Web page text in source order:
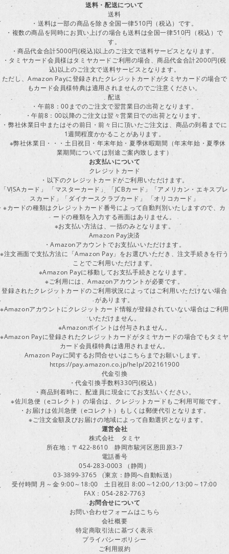
送料・配送について
送料
・送料は一部の商品を除き全国一律510円（税込）です。
・複数の商品を同時にお買い上げの場合も送料は全国一律510円（税込）で
す。
・商品代金合計5000円(税込)以上のご注文で送料サービスとなります。
・タミヤカード会員様はタミヤカードご利用の場合、商品代金合計2000円(税
込)以上のご注文で送料サービスとなります。
ただし、Amazon Payに登録されたクレジットカードがタミヤカードの場合で
もカード会員様特典は適用されませんのでご注意ください。
配送
・午前8：00までのご注文で翌営業日の出荷となります。
・午前8：00以降のご注文は翌々営業日での出荷となります。
・弊社休業日中またはその前日・前々日に頂いたご注文は、商品の到着までに
1週間程度かかることがあります。
※弊社休業日・・・土日祝日・年末年始・夏季休暇期間（年末年始・夏季休
業期間については別途ご案内致します）
お支払いについて
クレジットカード
・以下のクレジットカードがご利用いただけます。
「VISAカード」 「マスターカード」 「JCBカード」「アメリカン・エキスプレ
スカード」「ダイナースクラブカード」 「オリコカード」
※カードの種類はクレジットカード番号によって自動判別いたしますので、カ
ードの種類を入力する画面はありません。
※お支払い方法は、一括のみとなります。
Amazon Pay決済
・Amazonアカウントでお支払いいただけます。
※注文画面で支払方法に「Amazon Pay」をお選びいただき、注文手続きを行う
ことでご利用いただけます。
※Amazon Payに移動してお支払手続きとなります。
※ご利用には、Amazonアカウントが必要です。
登録されたクレジットカードのご利用状況によってはご利用いただけない場合
があります。
※Amazonアカウントにクレジットカード情報が登録されていない場合はご利用
いただけません。
※Amazonポイントは付与されません。
※Amazon Payに登録されたクレジットカードがタミヤカードの場合でもタミヤ
カード会員様特典は適用されません。
Amazon Payに関するお問合せいはこちらまでお願いします。
https://pay.amazon.co.jp/help/202161900
代金引換
・代金引換手数料330円(税込）
・商品到着時に、配達員に現金にてお支払いください。
※佐川急便（eコレクト）の場合は、クレジットカードもご利用可能です。
・お届けは佐川急便（eコレクト）もしくは郵便代引となります。
※ご注文金額及びお届けの地域によって自動選択となります。
運営会社
株式会社 タミヤ
所在地：〒422-8610 静岡市駿河区恩田原3-7
電話番号
054-283-0003 （静岡）
03-3899-3765 （東京：静岡へ自動転送）
受付時間 月～金 9:00～18:00 土日祝日 8:00～12:00／13:00～17:00
FAX：054-282-7763
お問合せについて
お問い合わせフォームはこちら
会社概要
特定商取引法に基づく表示
プライバシーポリシー
ご利用規約